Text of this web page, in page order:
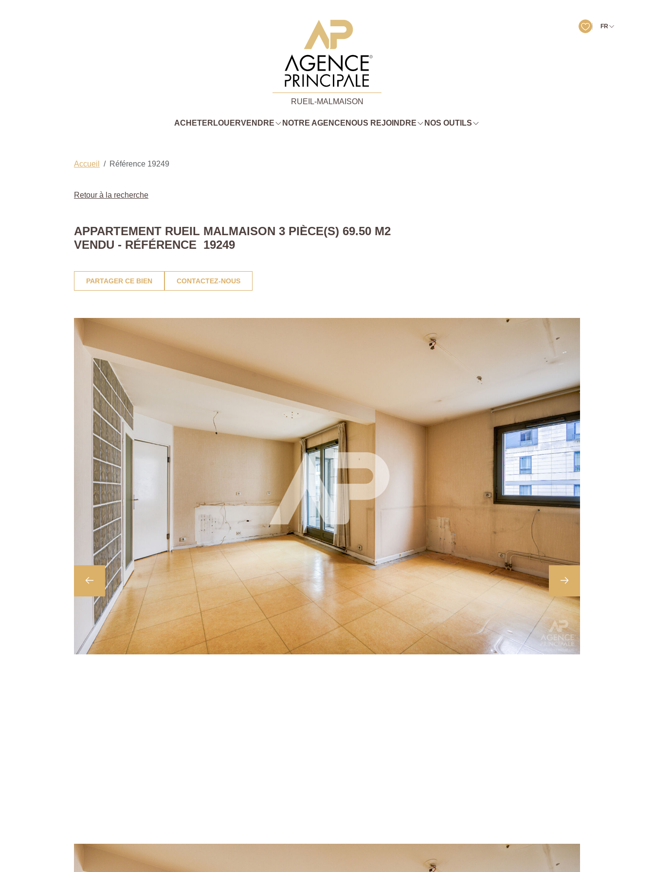
FR
RUEIL-MALMAISON
ACHETER LOUERVENDRE NOTRE AGENCE NOUS REJOINDRE NOS OUTILS
Accueil Référence 19249
Retour à la recherche
APPARTEMENT RUEIL MALMAISON 3 PIÈCE(S) 69.50 M2
VENDU - RÉFÉRENCE 19249
PARTAGER CE BIEN CONTACTEZ-NOUS